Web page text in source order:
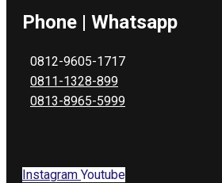
Phone | Whatsapp
0812-9605-1717
0811-1328-899
0813-8965-5999
Instagram Youtube